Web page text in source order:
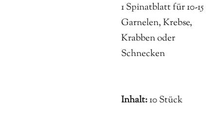
1 Spinatblatt für 10-15
Garnelen, Krebse,
Krabben oder
Schnecken
Inhalt:10 Stück